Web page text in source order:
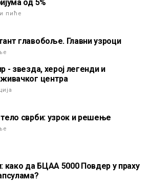
од 5%
пиће
главобоље. Главни узроци
- звезда, херој легенди и
центра
сврби: узрок и решење
како да БЦАА 5000 Повдер у праху